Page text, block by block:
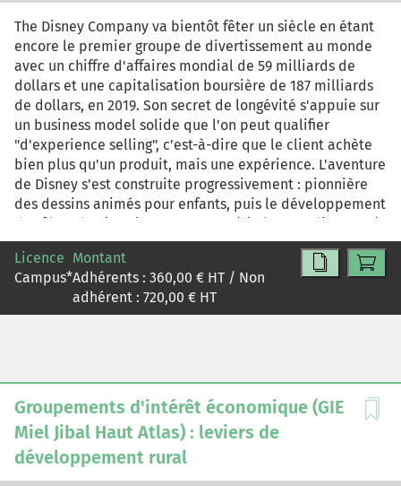
The Disney Company va bientôt fêter un siècle en étant
encore le premier groupe de divertissement au monde
avec un chiffre d'affaires mondial de 59 milliards de
dollars et une capitalisation boursière de 187 milliards
de dollars, en 2019. Son secret de longévité s'appuie sur
un business model solide que l'on peut qualifier
"d'experience selling", c'est-à-dire que le client achète
bien plus qu'un produit, mais une expérience. L'aventure
de Disney s'est construite progressivement : pionnière
des dessins animés pour enfants, puis le développement
des films d'animation en 2D et 3D (via leur studio PIXAR)
et de films à grands succès (comme Pirate des Caraibes).
Cette puissance de la narration a même pris vie au-delà
des écrans avec le développement des parcs
d'attraction. Dans cet univers très dynamique, la
entrants), à savoir les pure Players du digital que sont
Netflix, Amazone Prime et Apple TV. Leur modèle est
disruptif car ils se positionnent en tant qu'agrégateurs
de contenu et s'appuient sur la puissance
technologique.
Licence
Campus*
Montant
Adhérents : 360,00 € HT / Non
adhérent : 720,00 € HT
Groupements d'intérêt économique (GIE
Miel Jibal Haut Atlas) : leviers de
développement rural